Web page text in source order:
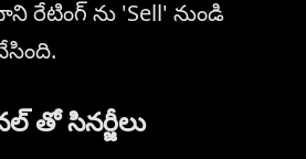
రేటింగ్ ను 'Sell' నుండి
తో సినర్జీలు